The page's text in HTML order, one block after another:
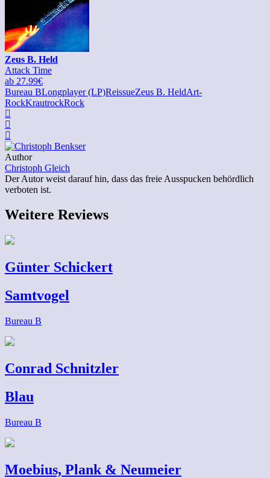
Zeus B. Held
Attack Time
ab 27.99€
Bureau BLongplayer (LP)ReissueZeus B. HeldArt-
RockKrautrockRock
Author
Christoph Gleich
Der Autor weist darauf hin, dass das freie Ausspucken behördlich
verboten ist.
Weitere Reviews
Günter Schickert
Samtvogel
Bureau B
Conrad Schnitzler
Blau
Bureau B
Moebius, Plank & Neumeier